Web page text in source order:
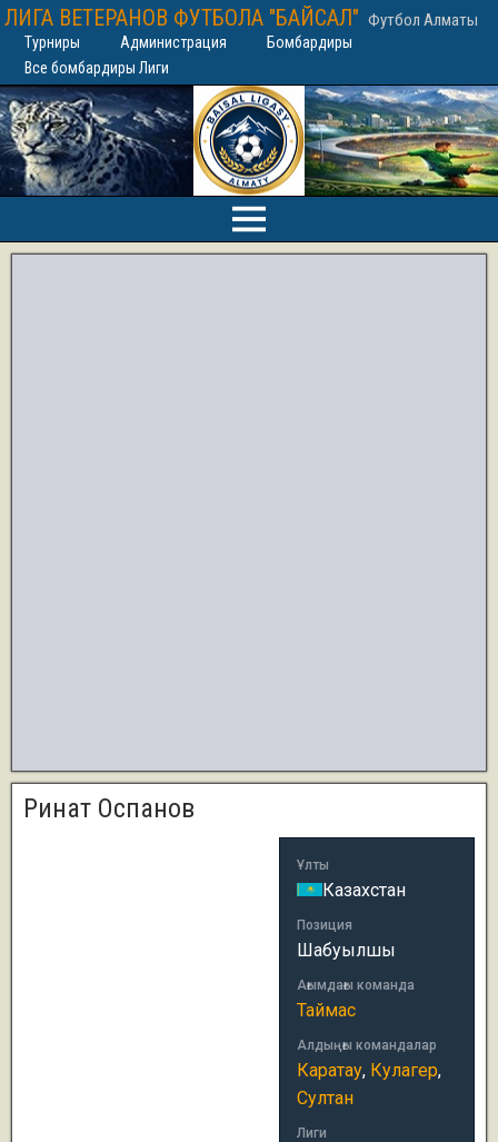
ЛИГА ВЕТЕРАНОВ ФУТБОЛА "БАЙСАЛ" Футбол Алматы
Турниры Администрация
Бомбардиры
Все бомбардиры Лиги
Ринат Оспанов
Ұлты
Казахстан
Позиция
Шабуылшы
Ағымдағы команда
Таймас
Алдыңғы командалар
Каратау, Кулагер,
Султан
Лиги